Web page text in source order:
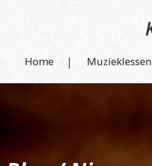
Home Muzieklessen